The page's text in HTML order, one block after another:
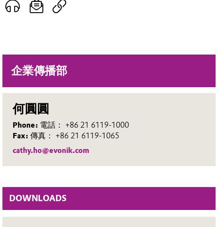
企業傳播部
何圓圓
Phone: 電話： +86 21 6119-1000
Fax:傳真： +86 21 6119-1065
cathy.ho@evonik.com
DOWNLOADS